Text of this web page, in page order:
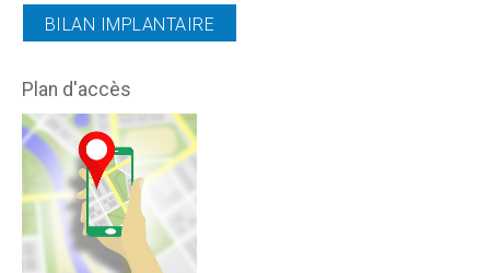
BILAN IMPLANTAIRE
Plan d'accès